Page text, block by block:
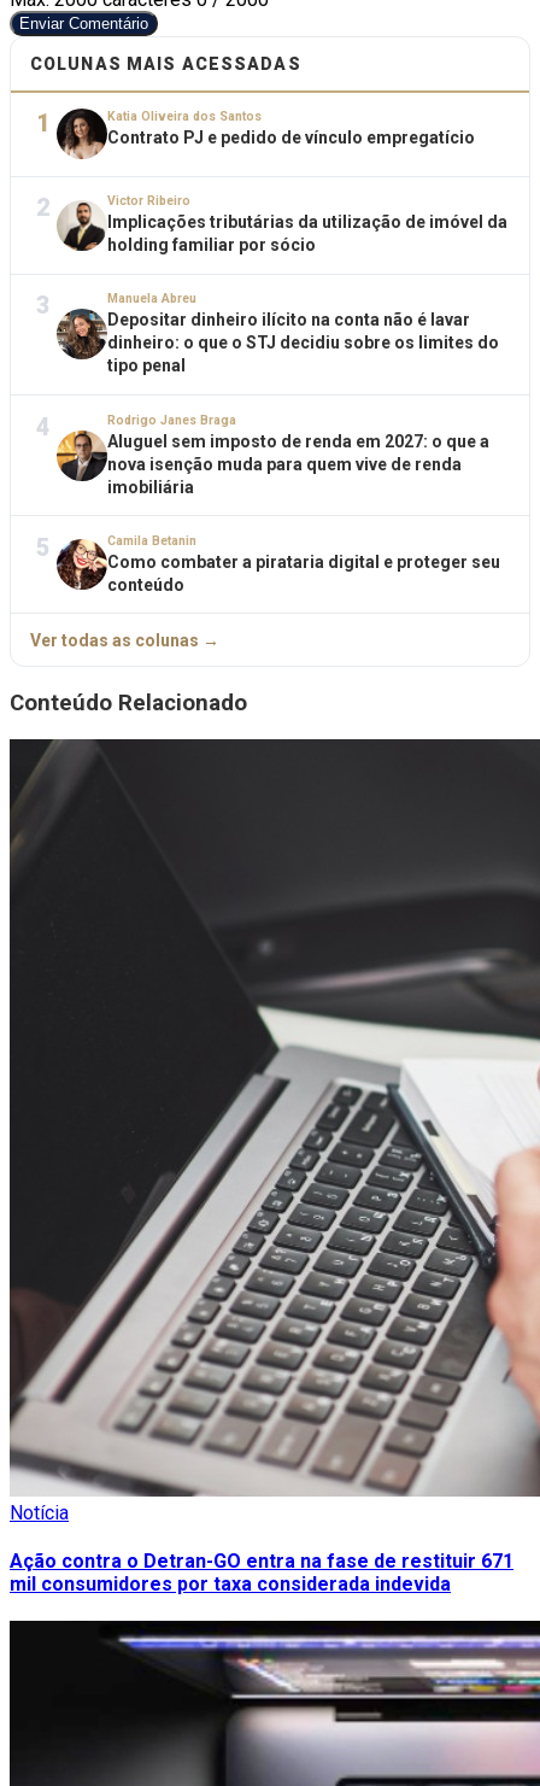
Enviar Comentário
COLUNAS MAIS ACESSADAS
1 Katia Oliveira dos Santos
Contrato PJ e pedido de vínculo empregatício
2 Victor Ribeiro
Implicações tributárias da utilização de imóvel da
holding familiar por sócio
3 Manuela Abreu
Depositar dinheiro ilícito na conta não é lavar
dinheiro: o que o STJ decidiu sobre os limites do
tipo penal
4 Rodrigo Janes Braga
Aluguel sem imposto de renda em 2027: o que a
nova isenção muda para quem vive de renda
imobiliária
5 Camila Betanin
Como combater a pirataria digital e proteger seu
conteúdo
Ver todas as colunas →
Conteúdo Relacionado
Notícia
Ação contra o Detran-GO entra na fase de restituir 671
mil consumidores por taxa considerada indevida